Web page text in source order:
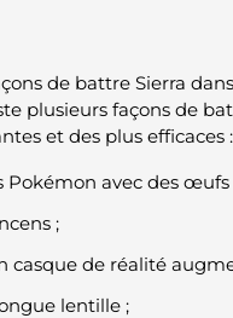
de battre Sierra
plusieurs façons de
et des plus efficaces :
Pokémon avec des œufs
;
casque de réalité
lentille ;